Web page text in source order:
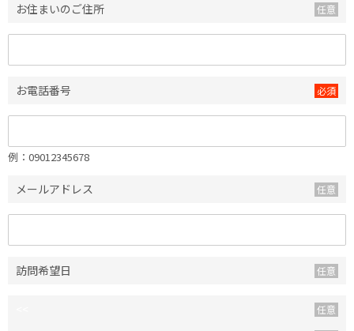
お住まいのご住所
お電話番号
例：09012345678
メールアドレス
訪問希望日